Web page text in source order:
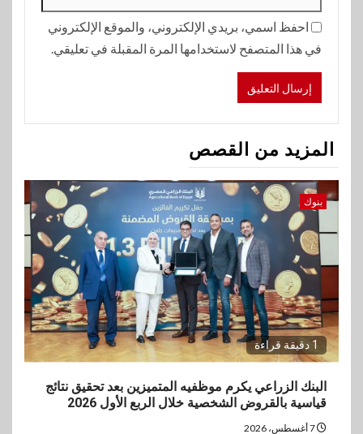
احفظ اسمي، بريدي الإلكتروني، والموقع الإلكتروني
في هذا المتصفح لاستخدامها المرة المقبلة في تعليقي.
المزيد من القصص
بنوك
1 دقيقة قراءة
البنك الزراعي يكرم موظفيه المتميزين بعد تحقيق نتائج
قياسية بالقروض الشخصية خلال الربع الأول 2026